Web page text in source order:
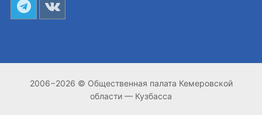
2006−2026 © Общественная палата Кемеровской
области — Кузбасса